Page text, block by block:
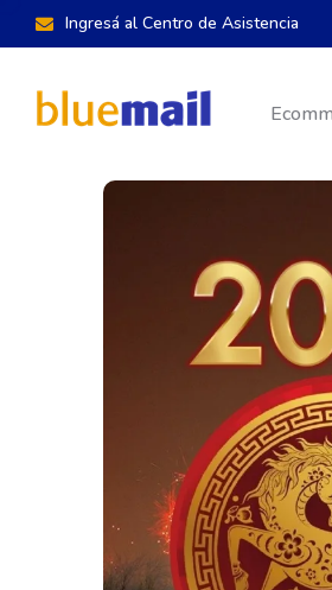
Ingresá al Centro de Asistencia